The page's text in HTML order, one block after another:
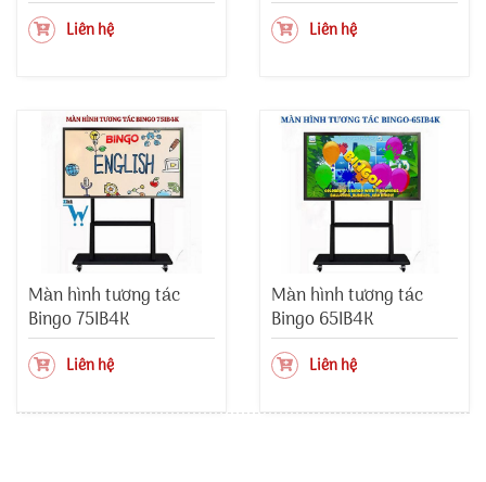
Liên hệ Liên hệ
Màn hình tương tác
Bingo 75IB4K
Liên hệ
Màn hình tương tác
Bingo 65IB4K
Liên hệ